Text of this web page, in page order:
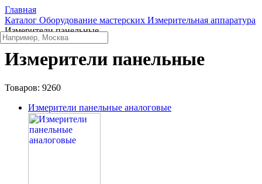
Главная
Каталог Оборудование мастерских Измерительная аппаратура
Измерители панельные
Измерители панельные
Товаров: 9260
Измерители панельные аналоговые